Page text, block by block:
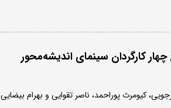
کارگردان سینمای اندیشه‌محور
کیومرث پوراحمد، ناصر تقوایی و بهرام بیضایی